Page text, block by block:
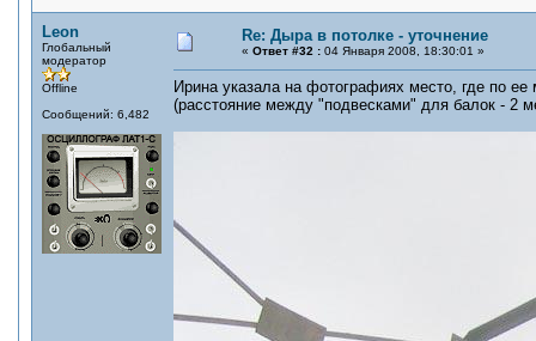
Leon
Глобальный
модератор
Offline
Сообщений: 6,482
Re: Дыра в потолке - уточнение
« Ответ #32 : 04 Января 2008, 18:30:01 »
Ирина указала на фотографиях место, где по
(расстояние между "подвесками" для балок - 2